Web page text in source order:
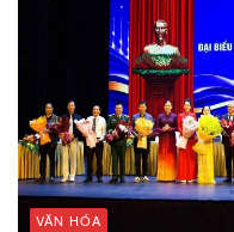
VĂN HÓA